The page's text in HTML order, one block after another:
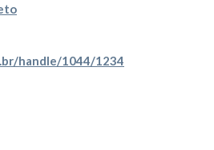
handle/1044/1234